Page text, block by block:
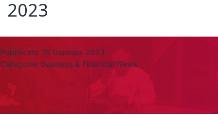
2023
Pubblicato 16 Gennaio 2023
Categorie: Business & Financial News